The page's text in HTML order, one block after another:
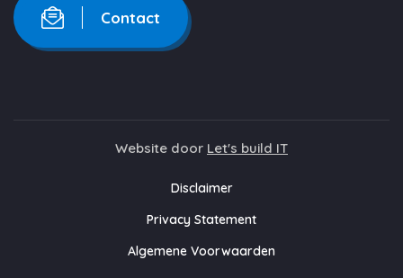
Contact
Website door Let's build IT
Disclaimer
Privacy Statement
Algemene Voorwaarden